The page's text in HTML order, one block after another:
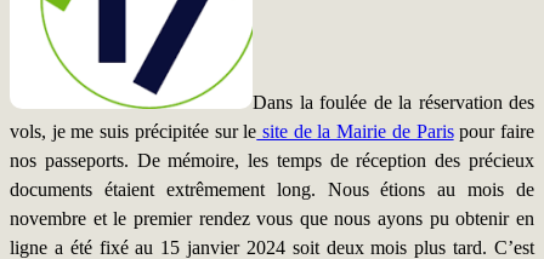
Dans la foulée de la réservation des
vols, je me suis précipitée sur le site de la Mairie de Parispour faire
nos passeports. De mémoire, les temps de réception des précieux
documents étaient extrêmement long. Nous étions au mois de
novembre et le premier rendez vous que nous ayons pu obtenir en
ligne a été fixé au 15 janvier 2024 soit deux mois plus tard. C’est